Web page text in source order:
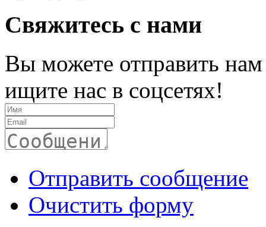
Свяжитесь с нами
Вы можете отправить
ищите нас в соцсетях!
Отправить сообщение
Очистить форму